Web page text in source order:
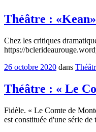
Théâtre :
Chez les critiques
https://
26 octobre 2020 dans
Théâtre : « Le
Fidèle. « Le Comte de
est constituée d'une série